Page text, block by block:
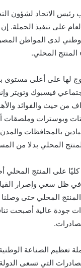
الاتحاد لشؤون
على تنفيذ الحملة.
لدى المواطن
المنتج المحلي.
لها على أعلى مستوى
فيسبوك وتويتر
من حيث والفوائد
وبوسترات وملصقات
بالمحافظات
المحلي بدلا من
كليًا على المنتج
ظل سعي وإصرار
المنتج المحلي حتى وصلنا
جودة عالية أصبحت
تعظيم الصناعة
التي تسعى